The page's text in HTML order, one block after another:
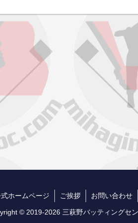
ホームページ ご挨拶 お問い合わせ
© 2019-2026 三萩野バッティングセ